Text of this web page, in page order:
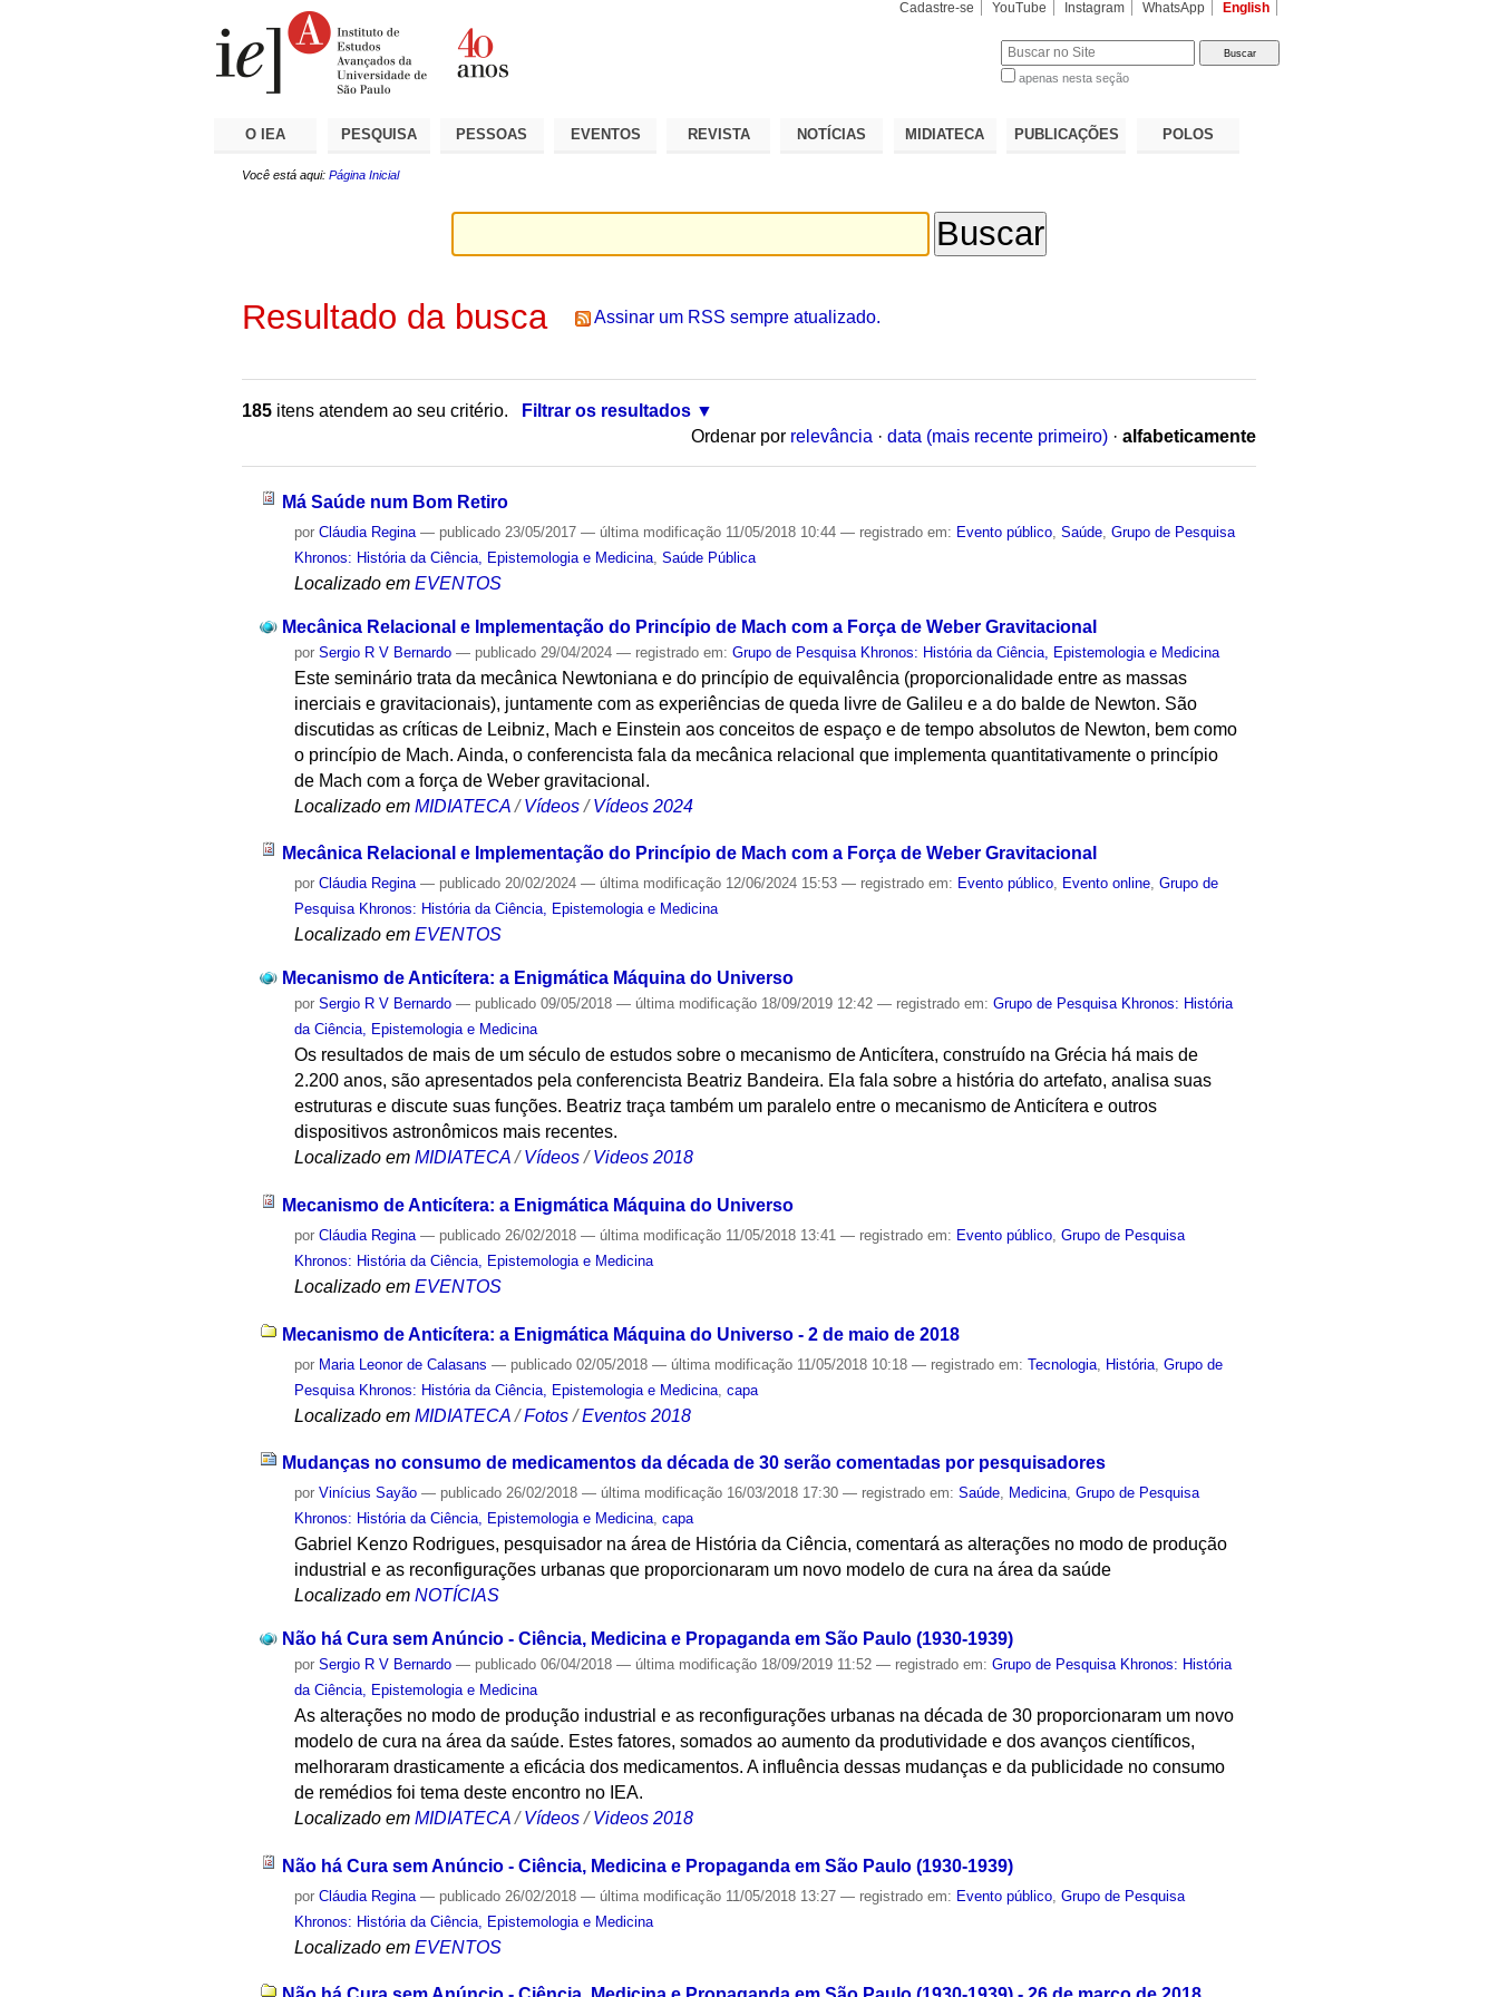
Cadastre-se YouTube Instagram WhatsApp English
apenas nesta seção
O IEA PESQUISA PESSOAS EVENTOS REVISTA NOTÍCIAS MIDIATECA PUBLICAÇÕES POLOS
Você está aqui: Página Inicial
Resultado da busca Assinar um RSS sempre atualizado.
185 itens atendem ao seu critério.
Filtrar os resultados
Ordenar por relevância · data (mais recente primeiro) · alfabeticamente
Má Saúde num Bom Retiro
porCláudia Regina — publicado 23/05/2017— última modificação 11/05/2018 10:44— registrado em: Evento público ,Saúde ,Grupo de Pesquisa
Khronos: História da Ciência, Epistemologia e Medicina ,Saúde Pública
Localizado em EVENTOS
Mecânica Relacional e Implementação do Princípio de Mach com a Força de Weber Gravitacional
porSergio R V Bernardo — publicado 29/04/2024— registrado em:Grupo de Pesquisa Khronos: História da Ciência, Epistemologia e Medicina
Este seminário trata da mecânica Newtoniana e do princípio de equivalência (proporcionalidade entre as massas
inerciais e gravitacionais), juntamente com as experiências de queda livre de Galileu e a do balde de Newton. São
discutidas as críticas de Leibniz, Mach e Einstein aos conceitos de espaço e de tempo absolutos de Newton, bem como
o princípio de Mach. Ainda, o conferencista fala da mecânica relacional que implementa quantitativamente o princípio
de Mach com a força de Weber gravitacional.
Localizado em MIDIATECA /Vídeos /Vídeos 2024
Mecânica Relacional e Implementação do Princípio de Mach com a Força de Weber Gravitacional
porCláudia Regina — publicado 20/02/2024— última modificação 12/06/2024 15:53— registrado em: Evento público, Evento online,Grupo de
Pesquisa Khronos: História da Ciência, Epistemologia e Medicina
Localizado em EVENTOS
Mecanismo de Anticítera: a Enigmática Máquina do Universo
porSergio R V Bernardo — publicado 09/05/2018— última modificação 18/09/2019 12:42— registrado em:Grupo de Pesquisa Khronos: História
da Ciência, Epistemologia e Medicina
Os resultados de mais de um século de estudos sobre o mecanismo de Anticítera, construído na Grécia há mais de
2.200 anos, são apresentados pela conferencista Beatriz Bandeira. Ela fala sobre a história do artefato, analisa suas
estruturas e discute suas funções. Beatriz traça também um paralelo entre o mecanismo de Anticítera e outros
dispositivos astronômicos mais recentes.
Localizado em MIDIATECA /Vídeos /Videos 2018
Mecanismo de Anticítera: a Enigmática Máquina do Universo
porCláudia Regina — publicado 26/02/2018— última modificação 11/05/2018 13:41— registrado em: Evento público ,Grupo de Pesquisa
Khronos: História da Ciência, Epistemologia e Medicina
Localizado em EVENTOS
Mecanismo de Anticítera: a Enigmática Máquina do Universo - 2 de maio de 2018
por Maria Leonor de Calasans — publicado 02/05/2018— última modificação 11/05/2018 10:18— registrado em:Tecnologia História ,Grupo de
Pesquisa Khronos: História da Ciência, Epistemologia e Medicina ,capa
Localizado em MIDIATECA /Fotos /Eventos 2018
Mudanças no consumo de medicamentos da década de 30 serão comentadas por pesquisadores
porVinícius Sayão — publicado 26/02/2018— última modificação 16/03/2018 17:30— registrado em:Saúde, Medicina,Grupo de Pesquisa
Khronos: História da Ciência, Epistemologia e Medicina,capa
Gabriel Kenzo Rodrigues, pesquisador na área de História da Ciência, comentará as alterações no modo de produção
industrial e as reconfigurações urbanas que proporcionaram um novo modelo de cura na área da saúde
Localizado em NOTÍCIAS
Não há Cura sem Anúncio - Ciência, Medicina e Propaganda em São Paulo (1930-1939)
porSergio R V Bernardo — publicado 06/04/2018— última modificação 18/09/2019 11:52— registrado em:Grupo de Pesquisa Khronos: História
da Ciência, Epistemologia e Medicina
As alterações no modo de produção industrial e as reconfigurações urbanas na década de 30 proporcionaram um novo
modelo de cura na área da saúde. Estes fatores, somados ao aumento da produtividade e dos avanços científicos,
melhoraram drasticamente a eficácia dos medicamentos. A influência dessas mudanças e da publicidade no consumo
de remédios foi tema deste encontro no IEA.
Localizado em MIDIATECA /Vídeos /Videos 2018
Não há Cura sem Anúncio - Ciência, Medicina e Propaganda em São Paulo (1930-1939)
porCláudia Regina — publicado 26/02/2018— última modificação 11/05/2018 13:27— registrado em: Evento público ,Grupo de Pesquisa
Khronos: História da Ciência, Epistemologia e Medicina
Localizado em EVENTOS